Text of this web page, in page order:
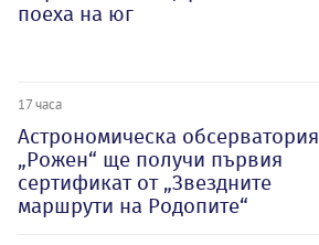
поеха на юг
17 часа
Астрономическа обсерватория
„Рожен“ ще получи първия
сертификат от „Звездните
маршрути на Родопите“